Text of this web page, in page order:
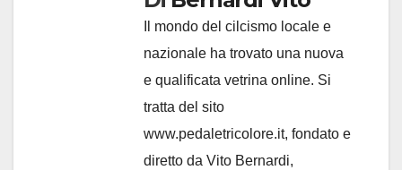
Il mondo del cilcismo locale e
nazionale ha trovato una nuova
e qualificata vetrina online. Si
tratta del sito
www.pedaletricolore.it, fondato e
diretto da Vito Bernardi,